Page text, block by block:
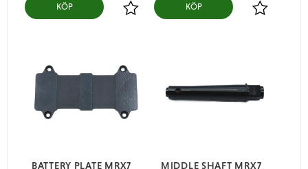
Lägg till i favoriter
KÖP
Lägg till i
KÖP
BATTERY PLATE MRX7 MIDDLE SHAFT MRX7